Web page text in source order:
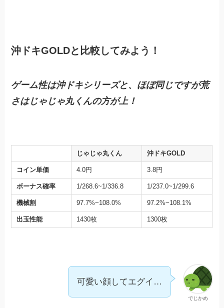
沖ドキGOLDと比較してみよう！
ゲーム性は沖ドキシリーズと、ほぼ同じですが荒
さはじゃじゃ丸くんの方が上！
じゃじゃ丸くん 沖ドキGOLD
コイン単価 4.0円 3.8円
ボーナス確率 1/268.6~1/336.8 1/237.0~1/299.6
機械割 97.7%~108.0% 97.2%~108.1%
出玉性能 1430枚 1300枚
でじかめ
可愛い顔してエグイ…